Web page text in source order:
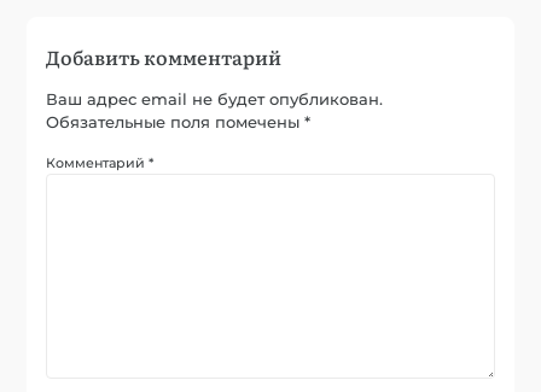
Добавить комментарий
Ваш адрес email не будет опубликован.
Обязательные поля помечены*
Комментарий*